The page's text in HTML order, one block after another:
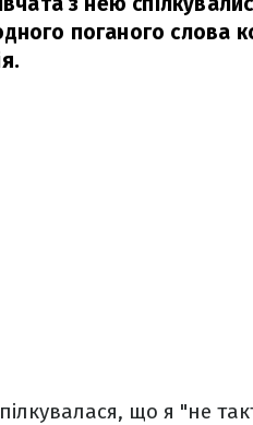
поганого слова
що я "не